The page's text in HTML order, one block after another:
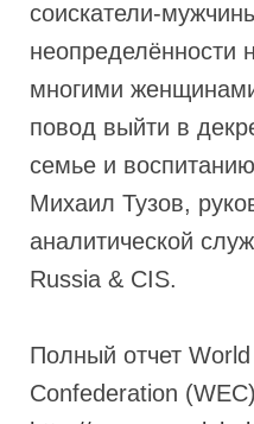
соискатели-
неопределённости
многими
повод выйти в
семье и
Михаил Тузов,
аналитической
Russia & CIS.
Полный отчет
Confederation